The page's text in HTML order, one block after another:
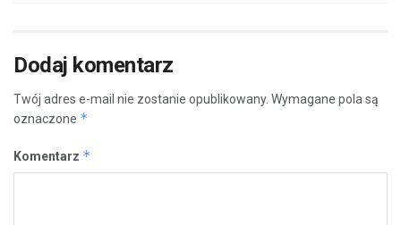
Dodaj komentarz
Twój adres e-mail nie zostanie opublikowany. Wymagane pola są
oznaczone *
Komentarz *